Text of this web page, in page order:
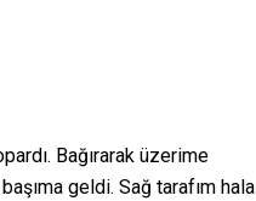
Bağırarak üzerime
geldi. Sağ tarafım hala